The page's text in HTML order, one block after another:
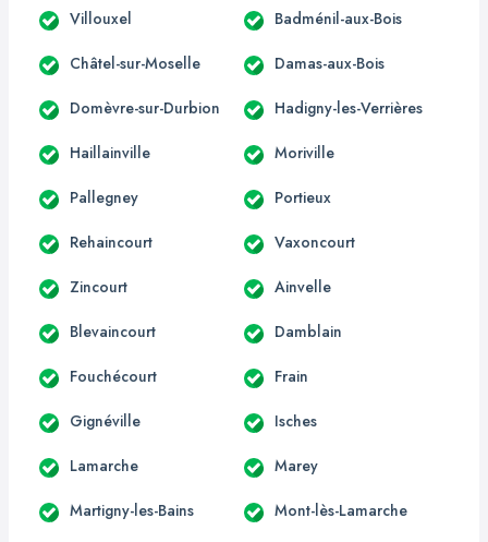
Villouxel Badménil-aux-Bois
Châtel-sur-Moselle Damas-aux-Bois
Domèvre-sur-Durbion Hadigny-les-Verrières
Haillainville Moriville
Pallegney Portieux
Rehaincourt Vaxoncourt
Zincourt Ainvelle
Blevaincourt Damblain
Fouchécourt Frain
Gignéville Isches
Lamarche Marey
Martigny-les-Bains Mont-lès-Lamarche